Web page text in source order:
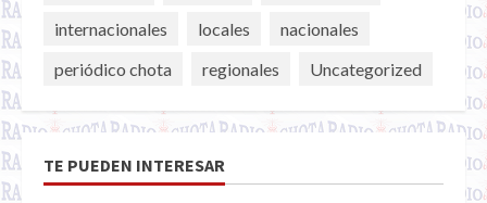
internacionales
locales
nacionales
periódico chota
regionales Uncategorized
TE PUEDEN INTERESAR